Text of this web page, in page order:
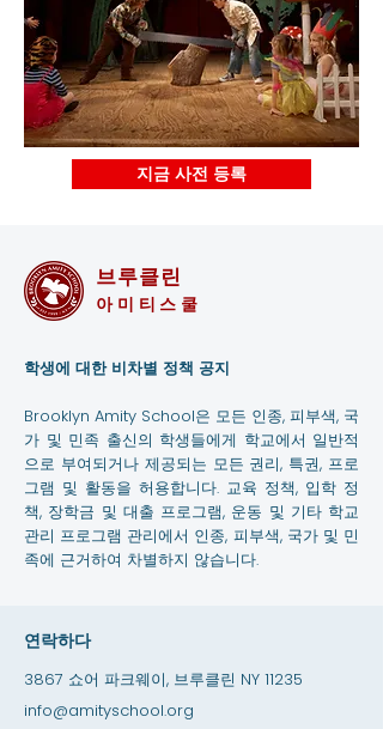
지금 사전 등록
브루클린
아미티스쿨
학생에 대한 비차별 정책 공지
Brooklyn Amity School은 모든 인종, 피부색, 국
가 및 민족 출신의 학생들에게 학교에서 일반적
으로 부여되거나 제공되는 모든 권리, 특권, 프로
그램 및 활동을 허용합니다. 교육 정책, 입학 정
책, 장학금 및 대출 프로그램, 운동 및 기타 학교
관리 프로그램 관리에서 인종, 피부색, 국가 및 민
족에 근거하여 차별하지 않습니다.
연락하다
3867 쇼어 파크웨이, 브루클린 NY 11235
info@amityschool.org